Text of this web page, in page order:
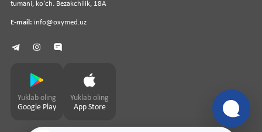
tumani, koʻch. Bezakchilik, 18A
E-mail: info@oxymed.uz
Yuklab oling
Google Play
Yuklab oling
App Store